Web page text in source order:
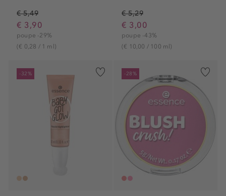
€ 5,49
€ 3,90
poupe -29%
(€ 0,28 / 1 ml)
€ 5,29
€ 3,00
poupe -43%
(€ 10,00 / 100 ml)
-32% -28%